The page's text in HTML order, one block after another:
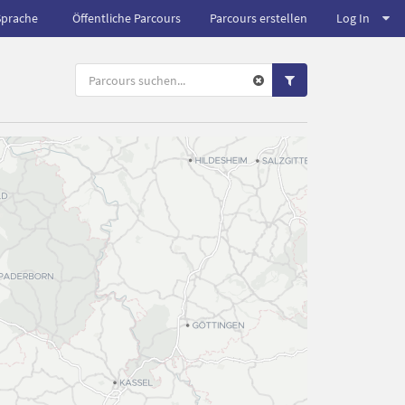
Öffentliche Parcours Parcours erstellen Log In